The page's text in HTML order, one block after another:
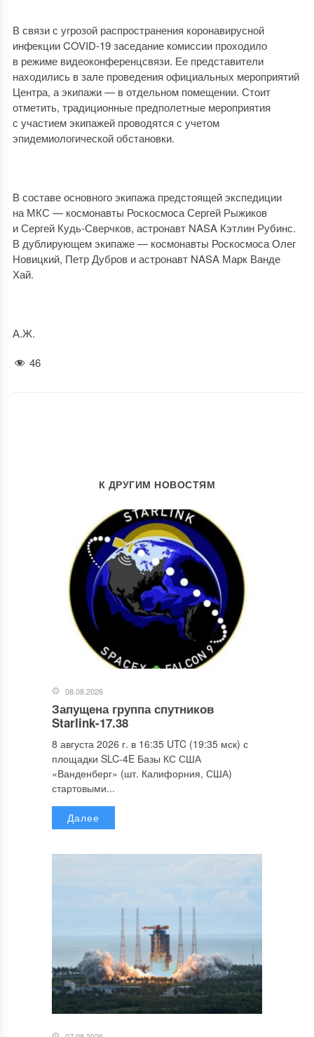
В связи с угрозой распространения коронавирусной
инфекции COVID-19 заседание комиссии проходило
в режиме видеоконференцсвязи. Ее представители
находились в зале проведения официальных мероприятий
Центра, а экипажи — в отдельном помещении. Стоит
отметить, традиционные предполетные мероприятия
с участием экипажей проводятся с учетом
эпидемиологической обстановки.
В составе основного экипажа предстоящей экспедиции
на МКС — космонавты Роскосмоса Сергей Рыжиков
и Сергей Кудь-Сверчков, астронавт NASA Кэтлин Рубинс.
В дублирующем экипаже — космонавты Роскосмоса Олег
Новицкий, Петр Дубров и астронавт NASA Марк Ванде
Хай.
А.Ж.
46
К ДРУГИМ НОВОСТЯМ
08.08.2026
Запущена группа спутников
Starlink-17.38
8 августа 2026 г. в 16:35 UTC (19:35 мск) с
площадки SLC-4E Базы КС США
«Ванденберг» (шт. Калифорния, США)
стартовыми...
Далее